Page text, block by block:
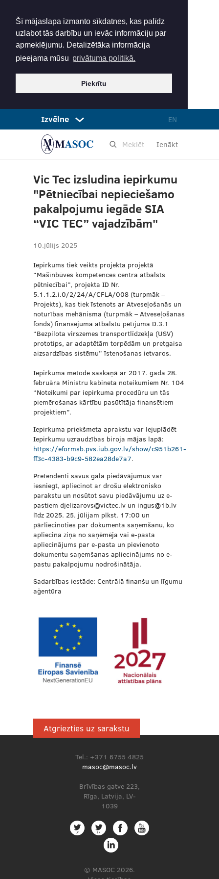
Šī mājaslapa izmanto sīkdatnes, kas palīdz
uzlabot tās darbību un ievāc informāciju par
apmeklējumu. Detalizētāka informācija
pieejama mūsu privātuma politikā.
Piekrītu
Izvēlne EN
Ienākt
Vic Tec izsludina iepirkumu
"Pētniecībai nepieciešamo
pakalpojumu iegāde SIA
“VIC TEC” vajadzībām"
10.jūlijs 2025
Iepirkums tiek veikts projekta projektā
“Mašīnbūves kompetences centra atbalsts
pētniecībai”, projekta ID Nr.
5.1.1.2.i.0/2/24/A/CFLA/008 (turpmāk –
Projekts), kas tiek īstenots ar Atveseļošanās un
noturības mehānisma (turpmāk – Atveseļošanas
fonds) finansējuma atbalstu pētījuma D.3.1
“Bezpilota virszemes transportlīdzekļa (USV)
prototips, ar adaptētām torpēdām un pretgaisa
aizsardzības sistēmu” īstenošanas ietvaros.
Iepirkuma metode saskaņā ar 2017. gada 28.
februāra Ministru kabineta noteikumiem Nr. 104
“Noteikumi par iepirkuma procedūru un tās
piemērošanas kārtību pasūtītāja finansētiem
projektiem”.
Iepirkuma priekšmeta aprakstu var lejuplādēt
Iepirkumu uzraudzības biroja mājas lapā:
https://eformsb.pvs.iub.gov.lv/show/c951b261-
ff3c-4383-b9c9-582ea28de7a7.
Pretendenti savus gala piedāvājumus var
iesniegt, apliecinot ar drošu elektronisko
parakstu un nosūtot savu piedāvājumu uz e-
pastiem djelizarovs@victec.lv un ingus@1b.lv
līdz 2025. 25. jūlijam plkst. 17:00 un
pārliecinoties par dokumenta saņemšanu, ko
apliecina ziņa no saņēmēja vai e-pasta
apliecinājums par e-pasta un pievienoto
dokumentu saņemšanas apliecinājums no e-
pastu pakalpojumu nodrošinātāja.
Sadarbības iestāde: Centrālā finanšu un līgumu
aģentūra
Atgriezties uz sarakstu
© MASOC 2026.
Brīvības gatve 223,
Rīga, Latvija, LV-
1039
Tel.: +371 6755 4825
masoc@masoc.lv